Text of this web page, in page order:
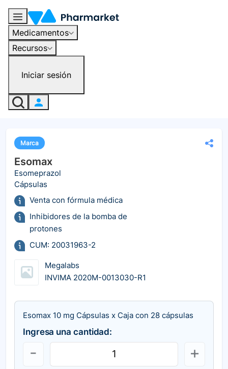
Medicamentos
Recursos
Iniciar sesión
Marca
Esomax
Esomeprazol
Cápsulas
Venta con fórmula médica
Inhibidores de la bomba de
protones
CUM: 20031963-2
Megalabs
INVIMA 2020M-0013030-R1
Esomax 10 mg Cápsulas x Caja con 28 cápsulas
Ingresa una cantidad: